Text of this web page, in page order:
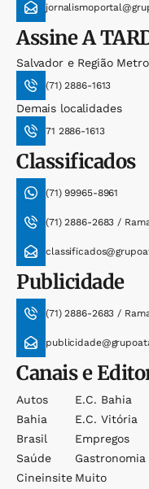
AssineA
Salvador e Região
(71) 2886-1613
Demais localidades
71 2886-1613
Classificados
(71) 99965-8961
(71) 2886-2683 /
Publicidade
(71) 2886-2683 /
Canais e
Autos
Bahia
Brasil
Saúde
Cineinsite
E.c. Bahia
E.c. Vitória
Empregos
Gastronomia
Muito